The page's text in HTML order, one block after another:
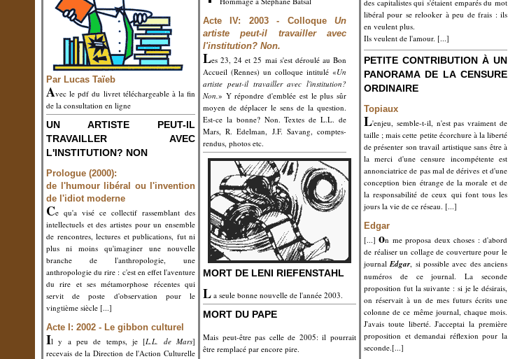
des capitalistes qui s'étaient emparés du mot
libéral pour se relooker à peu de frais : ils
en veulent plus.
Ils veulent de l'amour. [...]
PETITE CONTRIBUTION À UN
PANORAMA DE LA CENSURE
ORDINAIRE
Topiaux
L'enjeu, semble-t-il, n'est pas vraiment de
taille ; mais cette petite écorchure à la liberté
de présenter son travail artistique sans être à
la merci d'une censure incompétente est
annonciatrice de pas mal de dérives et d'une
conception bien étrange de la morale et de
la responsabilité de ceux qui font tous les
jours la vie de ce réseau. [...]
Edgar
[...]on me proposa deux choses : d'abord
de réaliser un collage de couverture pour le
journalEdgar, si possible avec des anciens
numéros de ce journal. La seconde
proposition fut la suivante : si je le désirais,
on réservait à un de mes futurs écrits une
colonne de ce même journal, chaque mois.
J'avais toute liberté. J'acceptai la première
proposition et demandai réflexion pour la
seconde.[...]
Par Lucas Taïeb
Avec le pdf du livret téléchargeable à la fin
de la consultation en ligne
UN ARTISTE PEUT-IL
TRAVAILLER AVEC
L'INSTITUTION? NON
Prologue (2000):
de l'humour libéral ou l'invention
de l'idiot moderne
Ce qu'a visé ce collectif rassemblant des
intellectuels et des artistes pour un ensemble
de rencontres, lectures et publications, fut ni
plus ni moins qu'imaginer une nouvelle
branche de l'anthropologie, une
anthropologie du rire : c'est en effet l'aventure
du rire et ses métamorphose récentes qui
servit de poste d'observation pour le
vingtième siècle [...]
Acte I: 2002 - Le gibbon culturel
Il y a peu de temps, je [L.L. de Mars]
recevais de la Direction de l'Action Culturelle
Acte IV: 2003 - Colloque Un
artiste peut-il travailler avec
l'institution? Non.
Les 23, 24 et 25 mai s'est déroulé au Bon
Accueil (Rennes) un colloque intitulé «Un
artiste peut-il travailler avec l'institution?
Non.» Y répondre d'emblée est le plus sûr
moyen de déplacer le sens de la question.
Est-ce la bonne? Non. Textes de L.L. de
Mars, R. Edelman, J.F. Savang, comptes-
rendus, photos etc.
MORT DE LENI RIEFENSTAHL
L a seule bonne nouvelle de l'année 2003.
MORT DU PAPE
Mais peut-être pas celle de 2005: il pourrait
être remplacé par encore pire.